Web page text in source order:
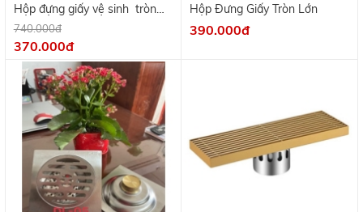
Hộp đựng giấy vệ sinh tròn
cuộn lớn
740.000đ
370.000đ
Hộp Đưng Giấy Tròn Lớn
390.000đ